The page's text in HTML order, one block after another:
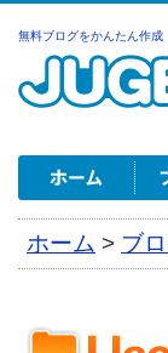
無料ブログをかんたん作成
ホーム > ブ